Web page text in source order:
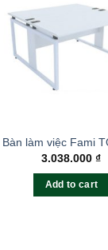
Bàn làm việc Fami
3.038.000₫
Add to cart